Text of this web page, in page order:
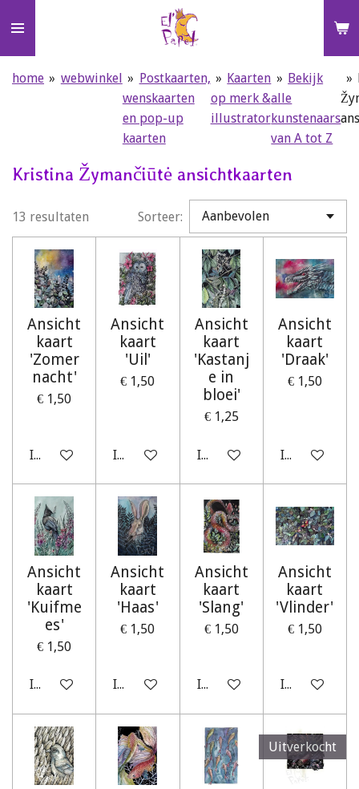
direct
naar
de
home » webwinkel » Postkaarten,
wenskaarten
en pop-up
kaarten
» Kaarten
op merk &
illustrator
» Bekijk
alle
kunstenaars
van A tot Z
»
Kristina Žymančiūtė ansichtkaarten
13 resultaten Sorteer:
Ansicht
kaart
'Zomer
nacht'
€ 1,50
In winkelwagen
Ansicht
kaart
'Uil'
€ 1,50
In winkelwagen
Ansicht
kaart
'Kastanj
e in
bloei'
€ 1,25
In winkelwagen
Ansicht
kaart
'Draak'
€ 1,50
In
Ansicht
kaart
'Kuifme
es'
€ 1,50
In winkelwagen
Ansicht
kaart
'Haas'
€ 1,50
In winkelwagen
Ansicht
kaart
'Slang'
€ 1,50
In winkelwagen
Ansicht
kaart
'Vlinder'
€ 1,50
In
Uitverkocht